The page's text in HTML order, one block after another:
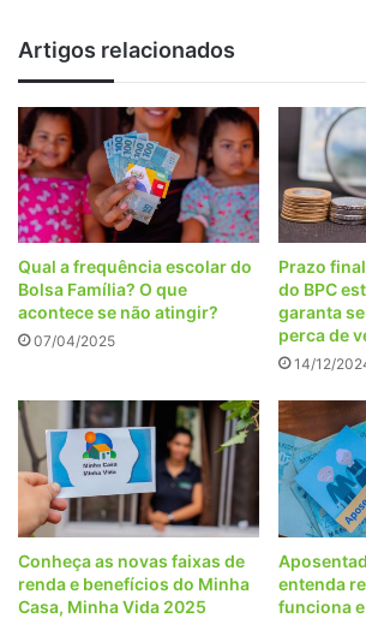
entenda
Artigos relacionados
Qual a frequência escolar do
Bolsa Família? O que
acontece se não atingir?
07/04/2025
Prazo
do BPC
garanta
perca de
14/12/
Conheça as novas faixas de
renda e benefícios do Minha
Casa, Minha Vida 2025
entenda
funciona